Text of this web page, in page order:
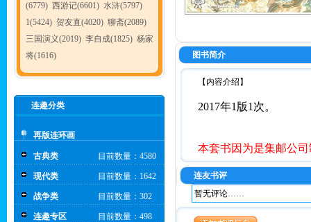
(6779) 西游记(6601) 水浒(5797)
1(5424) 贺友直(4020) 聊斋(2089)
三国演义(2019) 李自成(1825) 杨家
将(1616)
连趣分类
再版连环画
古典类 目前数量：4580
现代类 目前数量：1642
战争类 目前数量：302
连趣专区 目前数量：498
图书简介
【内容介绍】
2017年1版1次。
本套书因为是集邮公
连友书评
暂无评论……